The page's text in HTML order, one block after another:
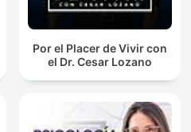
Por el Placer de Vivir con
el Dr. Cesar Lozano